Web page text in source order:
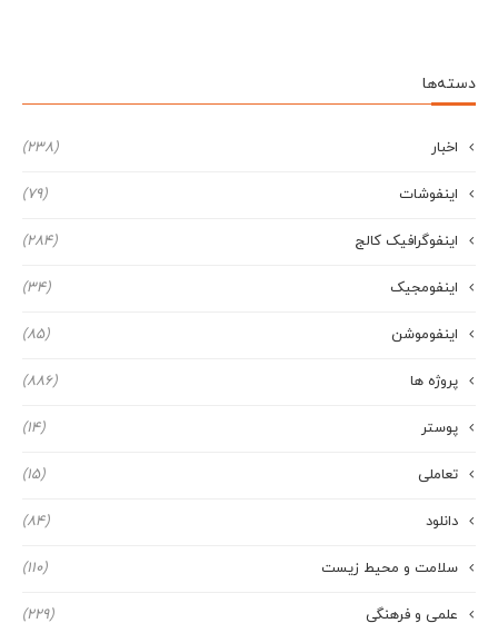
دسته‌ها
اخبار (238)
اینفوشات (79)
اینفوگرافیک کالج (284)
اینفومجیک (34)
اینفوموشن (85)
پروژه ها (886)
پوستر (14)
تعاملی (15)
دانلود (84)
سلامت و محیط زیست (110)
علمی و فرهنگی (229)